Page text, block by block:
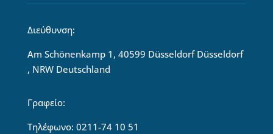
Διεύθυνση:
Am Schönenkamp 1, 40599 Düsseldorf Düsseldorf
, NRW Deutschland
Γραφείο:
Τηλέφωνο: 0211-74 10 51